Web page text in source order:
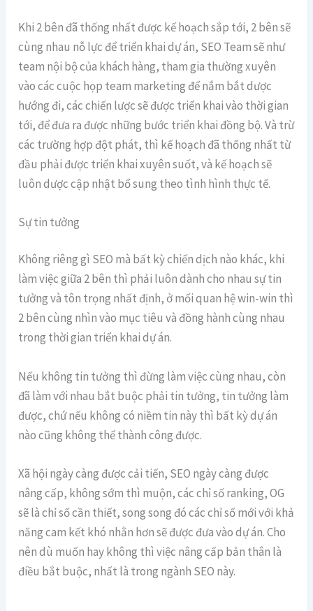
Khi 2 bên đã thống nhất được kế hoạch sắp tới, 2 bên sẽ
cùng nhau nỗ lực để triển khai dự án, SEO Team sẽ như
team nội bộ của khách hàng, tham gia thường xuyên
vào các cuộc họp team marketing để nắm bắt dược
hướng đi, các chiến lược sẽ được triển khai vào thời gian
tới, để đưa ra được những bước triển khai đồng bộ. Và trừ
các trường hợp đột phát, thì kế hoạch đã thống nhất từ
đầu phải được triển khai xuyên suốt, và kế hoạch sẽ
luôn dược cập nhật bổ sung theo tình hình thực tế.
Sự tin tưởng
Không riêng gì SEO mà bất kỳ chiến dịch nào khác, khi
làm việc giữa 2 bên thì phải luôn dành cho nhau sự tin
tưởng và tôn trọng nhất định, ở mối quan hệ win-win thì
2 bên cùng nhìn vào mục tiêu và đồng hành cùng nhau
trong thời gian triển khai dự án.
Nếu không tin tưởng thì đừng làm việc cùng nhau, còn
đã làm với nhau bắt buộc phải tin tưởng, tin tưởng làm
được, chứ nếu không có niềm tin này thì bất kỳ dự án
nào cũng không thể thành công được.
Xã hội ngày càng được cải tiến, SEO ngày càng được
nâng cấp, không sớm thì muộn, các chỉ số ranking, OG
sẽ là chỉ số cần thiết, song song đó các chỉ số mới với khả
năng cam kết khó nhằn hơn sẽ được đưa vào dự án. Cho
nên dù muốn hay không thì việc nâng cấp bản thân là
điều bắt buộc, nhất là trong ngành SEO này.